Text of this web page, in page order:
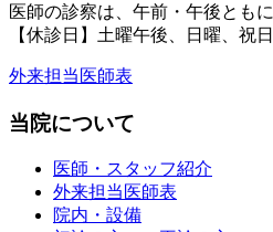
医師の診察は、午前・午後ともに
【休診日】土曜午後、日曜、祝日
外来担当医師表
当院について
医師・スタッフ紹介
外来担当医師表
院内・設備